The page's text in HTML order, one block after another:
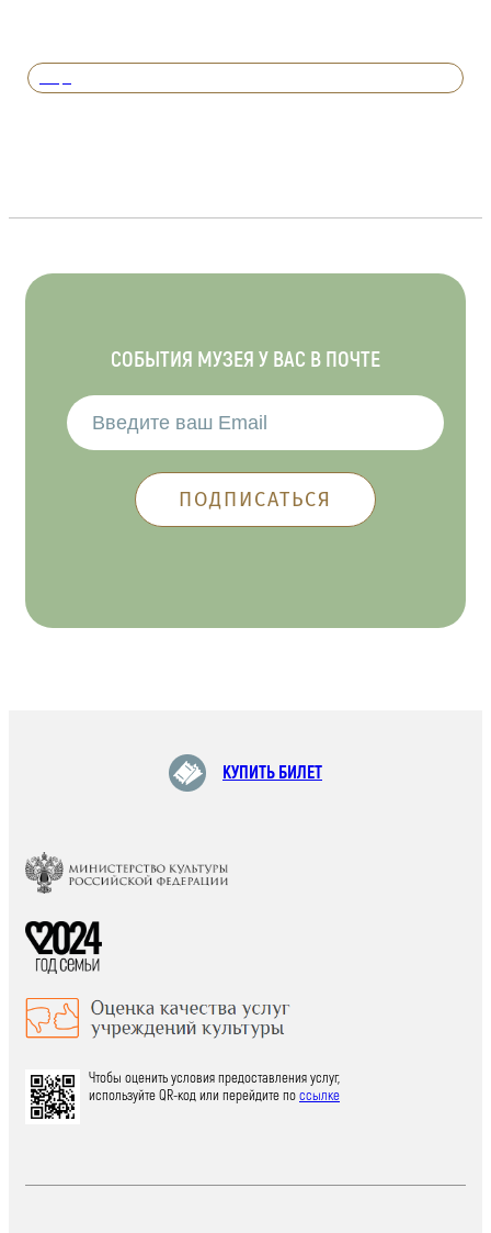
СОБЫТИЯ МУЗЕЯ У ВАС В ПОЧТЕ
КУПИТЬ БИЛЕТ
Чтобы оценить условия предоставления услуг,
используйте QR-код или перейдите поссылке